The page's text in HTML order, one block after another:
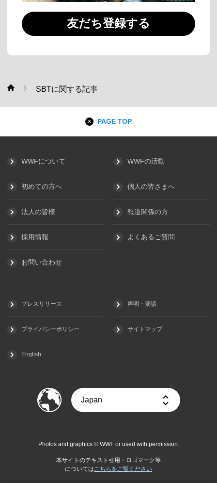
友だち登録する
WWF SBTに関する記事
PAGE TOP
WWFについて WWFの活動
初めての方へ 個人の皆さまへ
法人の皆様 報道関係の方
採用情報 よくあるご質問
お問い合わせ
プレスリリース 声明・要請
プライバシーポリシー サイトマップ
English
Photos and graphics © WWF or used with permission.
本サイトのテキスト引用・ロゴマーク等
については こちらをご覧ください